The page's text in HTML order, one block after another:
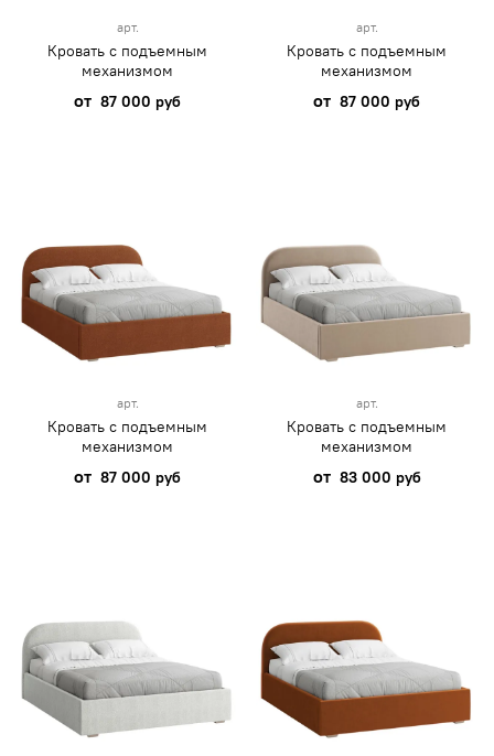
арт.
Кровать с подъемным
механизмом
от 87 000 руб
арт.
Кровать с подъемным
механизмом
от 87 000 руб
арт.
Кровать с подъемным
механизмом
от 87 000 руб
арт.
Кровать с подъемным
механизмом
от 83 000 руб